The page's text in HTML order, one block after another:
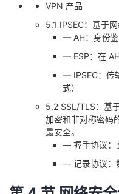
VPN 产品
5.1 IPSEC：基于网
— AH：身份鉴
— ESP：在
— IPSEC：传
式）
5.2 SSL/TLS：基
加密和非对称密码
最安全。
— 握手协议：
— 记录协议：